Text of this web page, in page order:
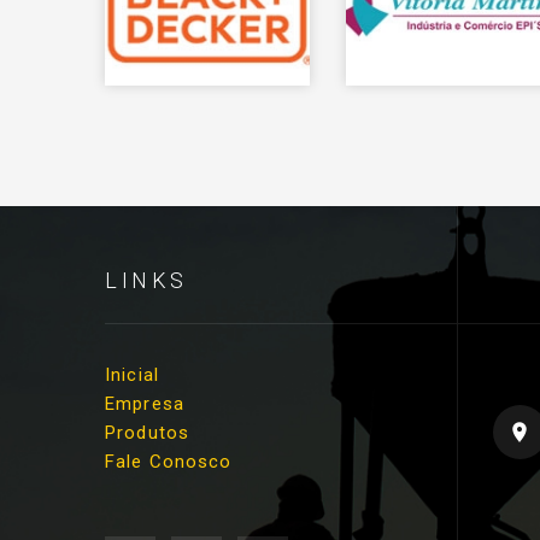
LINKS
Inicial
Empresa
Produtos
Fale Conosco